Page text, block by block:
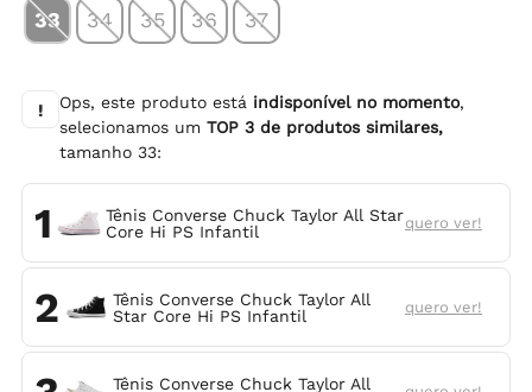
33 34 35 36 37
! Ops, este produto está indisponível no momento,
selecionamos umTOP3 de produtos similares,
tamanho33:
1
Tênis Converse Chuck Taylor All Star
Core Hi PS Infantil
quero ver!
2
Tênis Converse Chuck Taylor All
Star Core Hi PS Infantil
quero ver!
Tênis Converse Chuck Taylor All